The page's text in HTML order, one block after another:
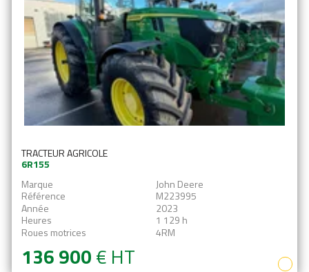
TRACTEUR AGRICOLE
6R155
Marque
John Deere
Référence
M223995
Année
2023
Heures
1 129 h
Roues motrices
4RM
136 900€ HT